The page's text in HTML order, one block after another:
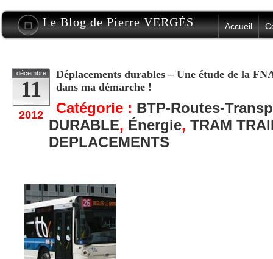
Le Blog de Pierre VERGÈS Accueil
décembre
11
2012
Déplacements durables – Une étude de la
dans ma démarche !
Catégorie : BTP-Routes-
DURABLE, Énergie, TRAM
DEPLACEMENTS